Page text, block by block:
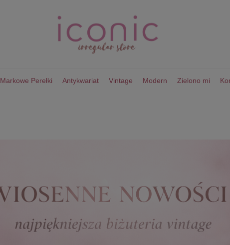
Markowe Perełki Antykwariat Vintage Modern Zielono mi